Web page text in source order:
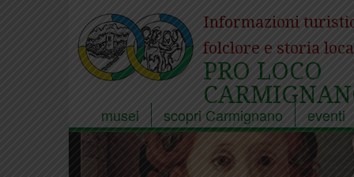
Informazioni
folclore e storia
PRO LOCO
musei scopri Carmignano eventi